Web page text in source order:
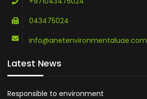
043475024
info@anetenvironmentaluae.com
Latest News
Responsible to environment